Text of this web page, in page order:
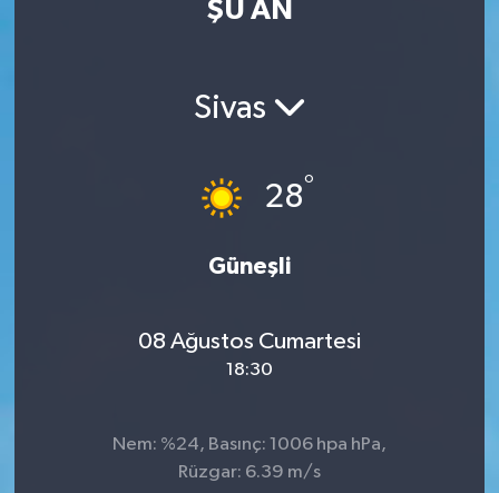
ŞU AN
Sivas
28°
Güneşli
08 Ağustos Cumartesi
18:30
Nem: %24, Basınç: 1006 hpa hPa,
Rüzgar: 6.39 m/s